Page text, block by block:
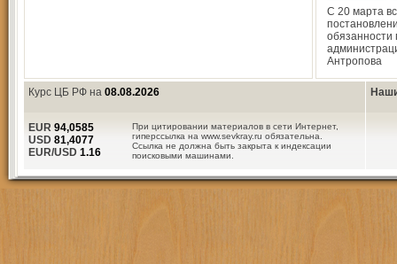
С 20 марта
обязанности
Антропова
Курс ЦБ РФ на 08.08.2026
При цитировании материалов в сети Интернет,
гиперссылка на www.sevkray.ru обязательна.
Ссылка не должна быть закрыта к индексации
поисковыми машинами.
EUR 94,0585
USD 81,4077
EUR/USD 1.16